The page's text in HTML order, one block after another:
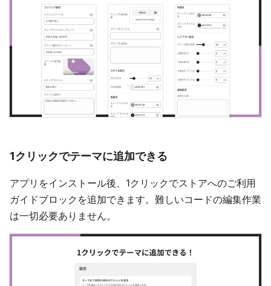
1クリックでテーマに追加できる
アプリをインストール後、1クリックでストアへのご利用
ガイドブロックを追加できます。難しいコードの編集作業
は一切必要ありません。